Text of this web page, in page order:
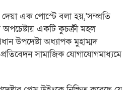
দেয়া এক পোস্টে বলা হয়,’সম্প্রতি
অপচেষ্টায় একটি কুচক্রী মহল
উপদেষ্টা অধ্যাপক মুহাম্মদ
সামাজিক যোগাযোগমাধ্যমে